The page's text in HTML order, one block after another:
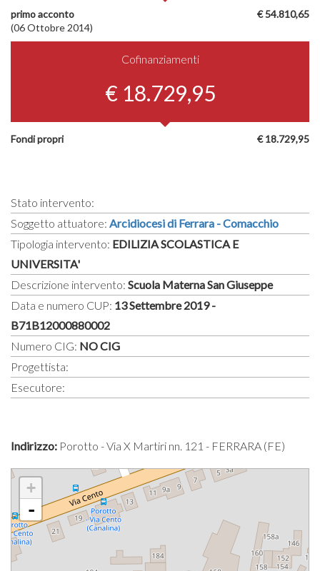
€ 54.810,65
primo acconto
(06 Ottobre 2014)
Cofinanziamenti
€ 18.729,95
€ 18.729,95
Fondi propri
Stato intervento:
Soggetto attuatore: Arcidiocesi di Ferrara - Comacchio
Tipologia intervento: EDILIZIA SCOLASTICA E
UNIVERSITA'
Descrizione intervento: Scuola Materna San Giuseppe
Data e numero CUP: 13 Settembre 2019 -
B71B12000880002
Numero CIG: NO CIG
Progettista:
Esecutore:
Indirizzo: Porotto - Via X Martiri nn. 121 - FERRARA (FE)
+
-